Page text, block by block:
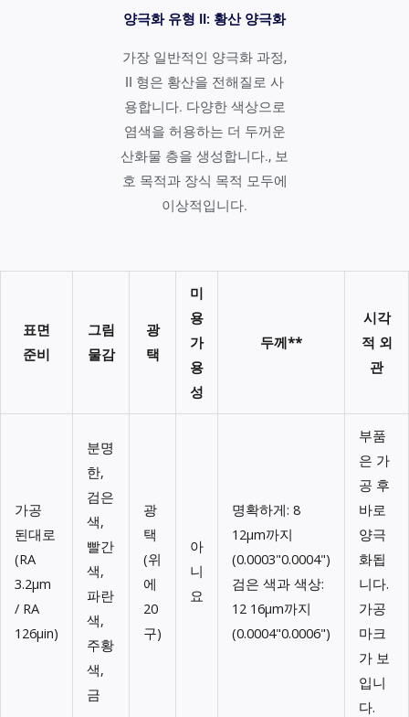
양극화 유형 II: 황산 양극화
가장 일반적인 양극화 과정,
II 형은 황산을 전해질로 사
용합니다. 다양한 색상으로
염색을 허용하는 더 두꺼운
산화물 층을 생성합니다., 보
호 목적과 장식 목적 모두에
이상적입니다.
표면
준비
그림
물감
광
택
미
용
가
용
성
두께**
시각
적 외
관
가공
된대로
(RA
3.2μm
/ RA
126μin)
분명
한,
검은
색,
빨간
색,
파란
색,
주황
색,
금
광
택
(위
에
20
구)
아
니
요
명확하게: 8
12μm까지
(0.0003"0.0004")
검은 색과 색상:
12 16μm까지
(0.0004"0.0006")
부품
은 가
공 후
바로
양극
화됩
니다.
가공
마크
가 보
입니
다.